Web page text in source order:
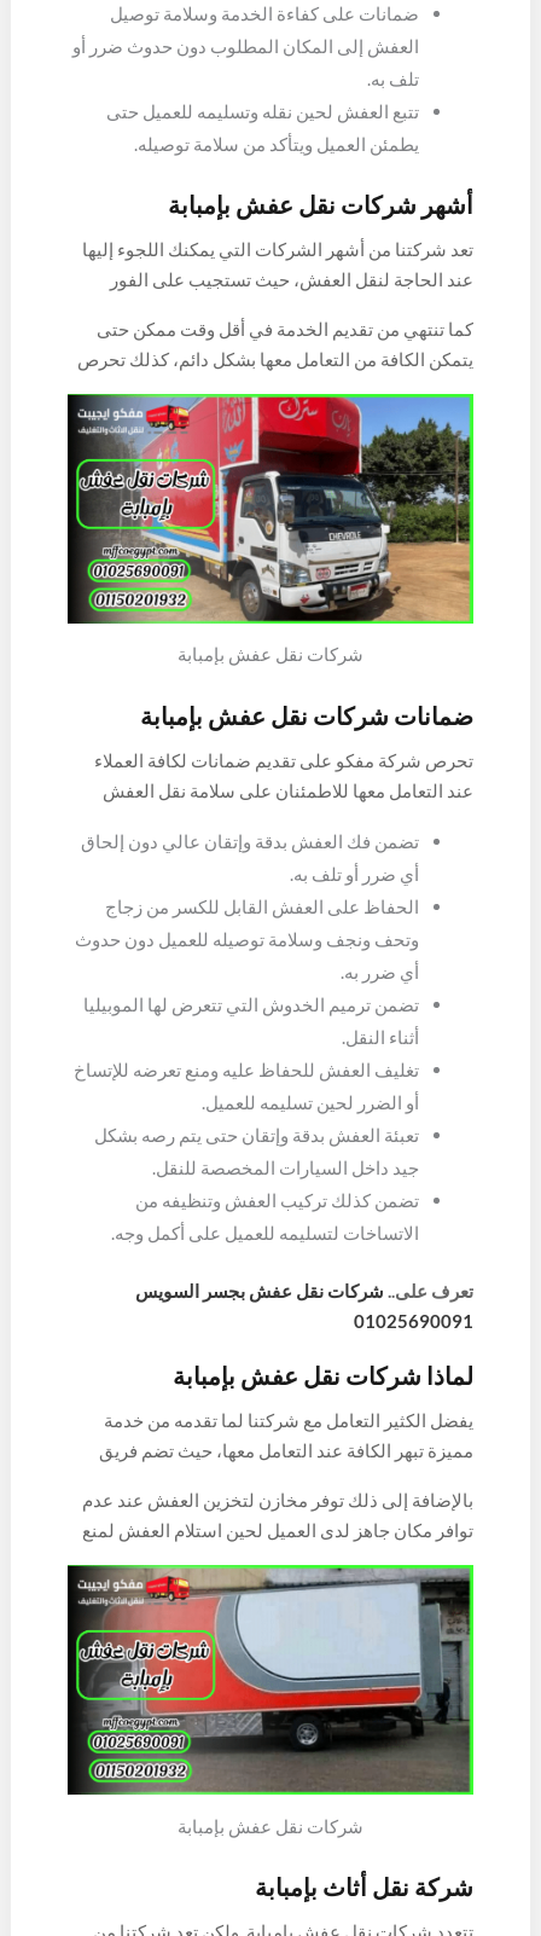
ضمانات على كفاءة الخدمة وسلامة توصيل
العفش إلى المكان المطلوب دون حدوث ضرر أو
تلف به.
تتبع العفش لحين نقله وتسليمه للعميل حتى
يطمئن العميل ويتأكد من سلامة توصيله.
أشهر شركات نقل عفش بإمبابة
تعد شركتنا من أشهر الشركات التي يمكنك اللجوء إليها
عند الحاجة لنقل العفش، حيث تستجيب على الفور
على الخدمة، كما تعمل على مدار اليوم حتى يتمكن
العميل في أي وقت نقل العفش بشكل سريع دون حدوث
أي ضرر به، كذلك تستعين بدورات تدريبية لتأهيل كافة
العاملين لديها للتعامل مع كافة الأجهزة والمعدات
المستخدمة في الفك والتنزيل.
كما تنتهي من تقديم الخدمة في أقل وقت ممكن حتى
يتمكن الكافة من التعامل معها بشكل دائم، كذلك تحرص
شركتنا على إرضاء الكافة من خلال تقدم الخدمة على ما
يرام وفي دقائق معدودة، كذلك تضمن للعميل سلامة نقل
العفش وتوصيله إلى أي مكان بأمان تام وفي وقت
قياسي.
شركات نقل عفش بإمبابة
ضمانات شركات نقل عفش بإمبابة
تحرص شركة مفكو على تقديم ضمانات لكافة العملاء
عند التعامل معها للاطمئنان على سلامة نقل العفش
تضمن فك العفش بدقة وإتقان عالي دون إلحاق
أي ضرر أو تلف به.
الحفاظ على العفش القابل للكسر من زجاج
وتحف ونجف وسلامة توصيله للعميل دون حدوث
أي ضرر به.
تضمن ترميم الخدوش التي تتعرض لها الموبيليا
أثناء النقل.
تغليف العفش للحفاظ عليه ومنع تعرضه للإتساخ
أو الضرر لحين تسليمه للعميل.
تعبئة العفش بدقة وإتقان حتى يتم رصه بشكل
جيد داخل السيارات المخصصة للنقل.
تضمن كذلك تركيب العفش وتنظيفه من
الاتساخات لتسليمه للعميل على أكمل وجه.
تعرف على.. شركات نقل عفش بجسر السويس
01025690091
لماذا شركات نقل عفش بإمبابة
يفضل الكثير التعامل مع شركتنا لما تقدمه من خدمة
مميزة تبهر الكافة عند التعامل معها، حيث تضم فريق
العفش حتى تتم الخدمة على أعلى مستوى في وقت
قياسي، كذلك تلتزم بإنجاز الخدمة دون التأخير على
العميل حتى تنال رضا وإعجاب كافة العملاء ونقل العفش
في أقل وقت ممكن، كما تستخدم أدوات ومعدات حديثة
تساعد على فك وتركيب الأثاث والأجهزة الكهربائية دون
إلحاق أي ضرر بها.
بالإضافة إلى ذلك توفر مخازن لتخزين العفش عند عدم
توافر مكان جاهز لدى العميل لحين استلام العفش لمنع
تعرضه للضرر أو التلف، كذلك تقدم أسعار مغرية لا تجد
لها مثيل عند باقي الشركات المنافسة لها.
شركات نقل عفش بإمبابة
شركة نقل أثاث بإمبابة
تتعدد شركات نقل عفش بإمبابة ولكن تعد شركتنا من